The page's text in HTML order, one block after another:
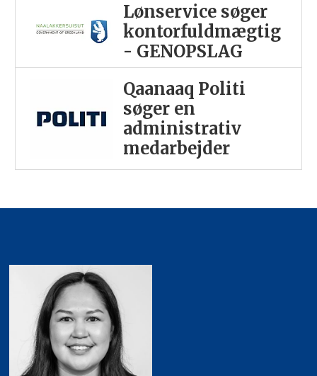
Lønservice søger
kontorfuldmægtig
- GENOPSLAG
Qaanaaq Politi
søger en
administrativ
medarbejder